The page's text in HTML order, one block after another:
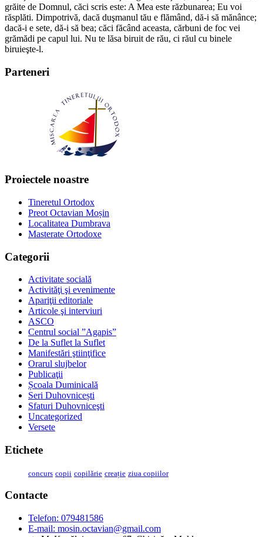
grăite de Domnul, căci scris este: A Mea este răzbunarea; Eu voi
răsplăti. Dimpotrivă, dacă duşmanul tău e flămând, dă-i să mănânce;
dacă-i e sete, dă-i să bea; căci făcând aceasta, cărbuni de foc vei
grămădi pe capul lui. Nu te lăsa biruit de rău, ci răul cu binele
biruieşte-l.
Parteneri
Proiectele noastre
Tineretul Ortodox
Preot Octavian Moșin
Localitatea Dumbrava
Masterate Ortodoxe
Categorii
Activitate socială
Activităţi şi evenimente
Apariţii editoriale
Articole şi interviuri
ASCO
Centrul social ”Agapis”
De la Suflet la Suflet
Manifestări ştiinţifice
Orarul slujbelor
Publicaţii
Școala Duminicală
Seri Duhovnicești
Sfaturi Duhovniceşti
Uncategorized
Versete
Etichete
concurs copii copilărie creație ziua copiilor
Contacte
Telefon: 079481586
E-mail: mosin.octavian@gmail.com